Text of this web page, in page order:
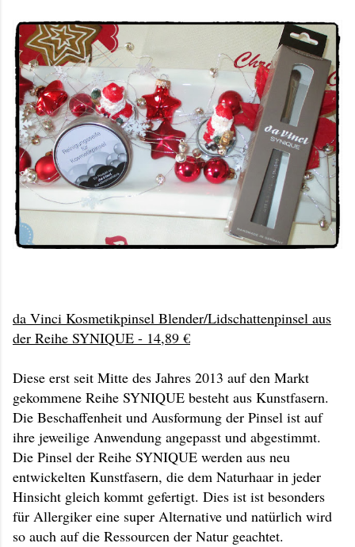
da Vinci Kosmetikpinsel Blender/Lidschattenpinsel aus
der Reihe SYNIQUE - 14,89 €
Diese erst seit Mitte des Jahres 2013 auf den Markt
gekommene Reihe SYNIQUE besteht aus Kunstfasern.
Die Beschaffenheit und Ausformung der Pinsel ist auf
ihre jeweilige Anwendung angepasst und abgestimmt.
Die Pinsel der Reihe SYNIQUE werden aus neu
entwickelten Kunstfasern, die dem Naturhaar in jeder
Hinsicht gleich kommt gefertigt. Dies ist ist besonders
für Allergiker eine super Alternative und natürlich wird
so auch auf die Ressourcen der Natur geachtet.